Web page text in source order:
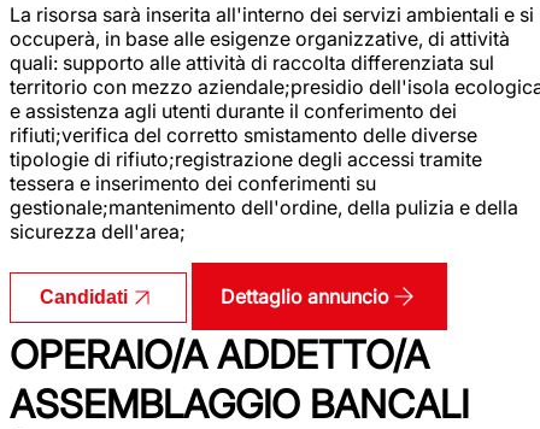
La risorsa sarà inserita all'interno dei servizi ambientali e si
occuperà, in base alle esigenze organizzative, di attività
quali: supporto alle attività di raccolta differenziata sul
territorio con mezzo aziendale;presidio dell'isola
e assistenza agli utenti durante il conferimento dei
rifiuti;verifica del corretto smistamento delle diverse
tipologie di rifiuto;registrazione degli accessi tramite
tessera e inserimento dei conferimenti su
gestionale;mantenimento dell'ordine, della pulizia e della
sicurezza dell'area;
Candidati Dettaglio annuncio
OPERAIO/A ADDETTO/A
ASSEMBLAGGIO BANCALI